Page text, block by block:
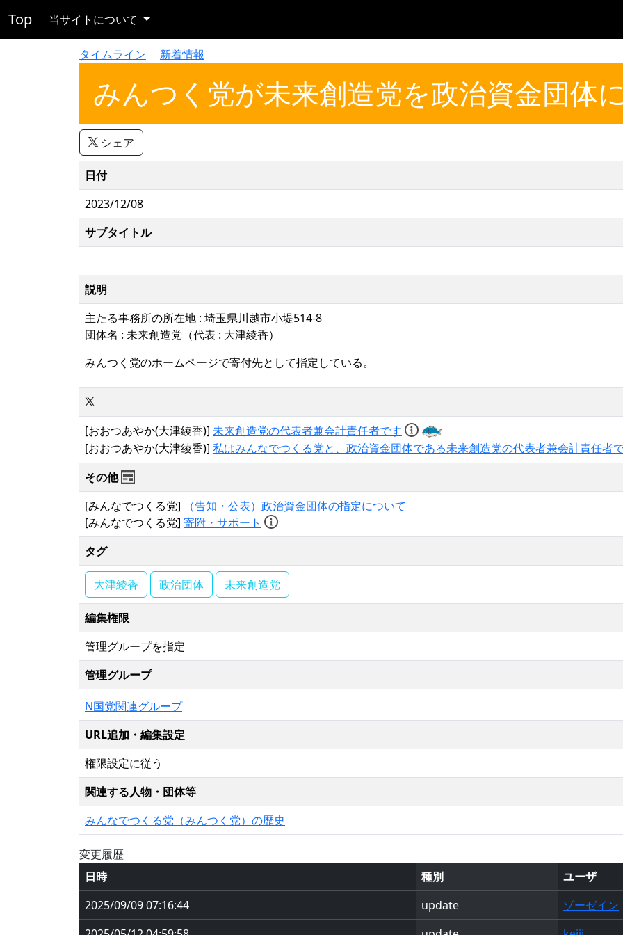
Top 当サイトについて
タイムライン 新着情報
みんつく党が未来創造党を政治資金団体
シェア
日付
2023/12/08
サブタイトル
説明
主たる事務所の所在地 : 埼玉県川越市小堤514-8
団体名 : 未来創造党（代表 : 大津綾香）
みんつく党のホームページで寄付先として指定している。
[おおつあやか(大津綾香)] 未来創造党の代表者兼会計責任者です
[おおつあやか(大津綾香)] 私はみんなでつくる党と、政治資金団体である未来創造党の代表者兼会計責任者
その他
[みんなでつくる党]
（告知・公表）政治資金団体の指定について
[みんなでつくる党] 寄附・サポート
タグ
大津綾香 政治団体 未来創造党
編集権限
管理グループを指定
管理グループ
N国党関連グループ
URL追加・編集設定
権限設定に従う
関連する人物・団体等
みんなでつくる党（みんつく党）の歴史
変更履歴
日時
種別
ユーザ
2025/09/09 07:16:44
update
ゾーゼイン